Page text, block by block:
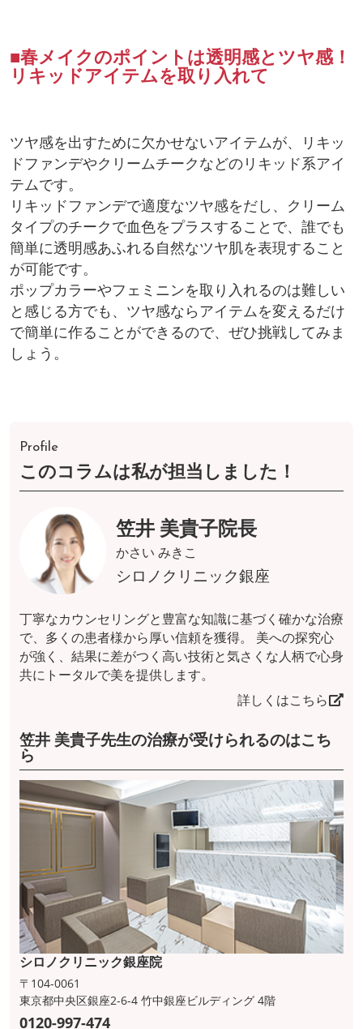
■春メイクのポイントは透明感とツヤ感！
リキッドアイテムを取り入れて
ツヤ感を出すために欠かせないアイテムが、リキッ
ドファンデやクリームチークなどのリキッド系アイ
テムです。
リキッドファンデで適度なツヤ感をだし、クリーム
タイプのチークで血色をプラスすることで、誰でも
簡単に透明感あふれる自然なツヤ肌を表現すること
が可能です。
ポップカラーやフェミニンを取り入れるのは難しい
と感じる方でも、ツヤ感ならアイテムを変えるだけ
で簡単に作ることができるので、ぜひ挑戦してみま
しょう。
Profile
このコラムは私が担当しました！
笠井 美貴子院長
かさい みきこ
シロノクリニック銀座
丁寧なカウンセリングと豊富な知識に基づく確かな治療
で、多くの患者様から厚い信頼を獲得。 美への探究心
が強く、結果に差がつく高い技術と気さくな人柄で心身
共にトータルで美を提供します。
詳しくはこちら
笠井 美貴子先生の治療が受けられるのはこち
ら
シロノクリニック銀座院
〒104-0061
東京都中央区銀座2-6-4 竹中銀座ビルディング 4階
0120-997-474